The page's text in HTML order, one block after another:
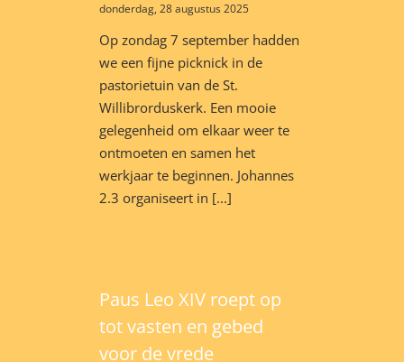
donderdag, 28 augustus 2025
Op zondag 7 september hadden
we een fijne picknick in de
pastorietuin van de St.
Willibrorduskerk. Een mooie
gelegenheid om elkaar weer te
ontmoeten en samen het
werkjaar te beginnen. Johannes
2.3 organiseert in [...]
Paus Leo XIV roept op
tot vasten en gebed
voor de vrede